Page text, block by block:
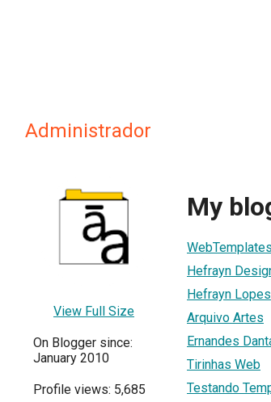
Administrador
View Full Size
On Blogger since:
January 2010
Profile views: 5,685
My
WebTemplates
Hefrayn
Hefrayn Lopes
Arquivo Artes
Ernandes
Tirinhas Web
Testando